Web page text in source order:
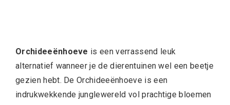
Orchideeënhoeve is een verrassend leuk
alternatief wanneer je de dierentuinen wel een beetje
gezien hebt. De Orchideeënhoeve is een
indrukwekkende junglewereld vol prachtige bloemen